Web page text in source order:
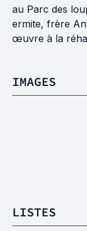
au Parc des
ermite, frère
œuvre à la
IMAGES
LISTES